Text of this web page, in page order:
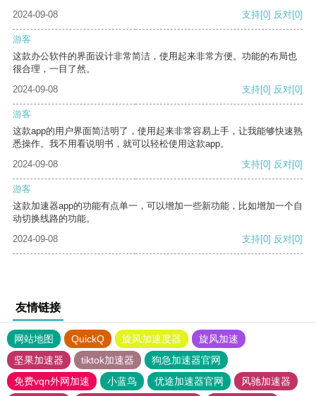
2024-09-08 支持[0] 反对[0]
游客
这款办公软件的界面设计非常简洁，使用起来非常方便。功能的布局也
很合理，一目了然。
2024-09-08
支持[0] 反对[0]
游客
这款app的用户界面简洁明了，使用起来非常容易上手，让我能够快速熟
悉操作。我不用看说明书，就可以轻松使用这款app。
2024-09-08
支持[0] 反对[0]
游客
这款加速器app的功能有点单一，可以增加一些新功能，比如增加一个自
动切换线路的功能。
2024-09-08
支持[0] 反对[0]
友情链接
网站地图 QuickQ 旋风加速度器
旋风加速
坚果加速器
tiktok加速器
狗急加速器官网
免费vqn外网加速
小蓝鸟 优途加速器官网
风驰加速器